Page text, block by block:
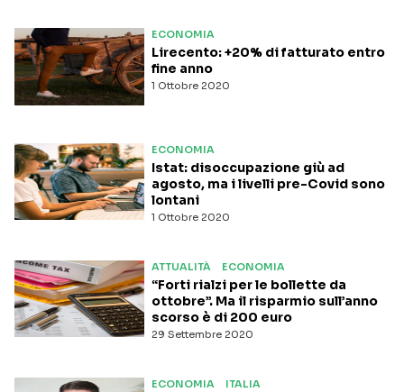
ECONOMIA
1 Ottobre 2020
Lirecento: +20% di fatturato entro
fine anno
ECONOMIA
1 Ottobre 2020
Istat: disoccupazione giù ad
agosto, ma i livelli pre-Covid sono
lontani
ATTUALITÀ ECONOMIA
29 Settembre 2020
“Forti rialzi per le bollette da
ottobre”. Ma il risparmio sull’anno
scorso è di 200 euro
ECONOMIA ITALIA